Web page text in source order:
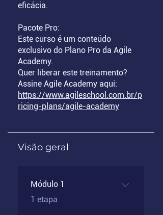
eficácia.
Pacote Pro:
Este curso é um conteúdo
exclusivo do Plano Pro da Agile
Academy.
Quer liberar este treinamento?
Assine Agile Academy aqui:
https://www.agileschool.com.br/p
ricing-plans/agile-academy
Visão geral
Módulo 1
.1 etapa